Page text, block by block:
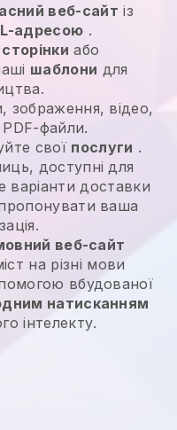
веб-сайт із
адресою .
або
шаблони для
зображення, відео,
PDF-файли.
свої послуги .
доступні для
доставки
ваша
веб-сайт
на різні мови
вбудованої
натисканням
інтелекту.